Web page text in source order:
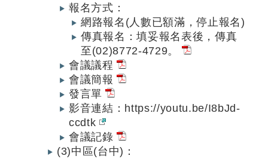
報名方式：
網路報名(人數已額滿，停止報名)
傳真報名：填妥報名表後，傳真
至(02)8772-4729。
會議議程
會議簡報
發言單
影音連結：https://youtu.be/I8bJd-
ccdtk
會議記錄
(3)中區(台中)：